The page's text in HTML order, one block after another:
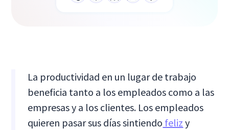
La productividad en un lugar de trabajo
beneficia tanto a los empleados como a las
empresas y a los clientes. Los empleados
quieren pasar sus días sintiendo feliz y